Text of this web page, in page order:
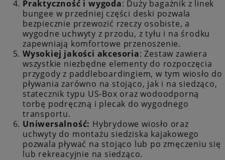
Praktyczność i wygoda: Duży bagażnik z linek
bungee w przedniej części deski pozwala
bezpiecznie przewozić rzeczy osobiste, a
wygodne uchwyty z przodu, z tyłu i na środku
zapewniają komfortowe przenoszenie.
Wysokiej jakości akcesoria: Zestaw zawiera
wszystkie niezbędne elementy do rozpoczęcia
przygody z paddleboardingiem, w tym wiosło do
pływania zarówno na stojąco, jak i na siedząco,
statecznik typu US-Box oraz wodoodporną
torbę podręczną i plecak do wygodnego
transportu.
Uniwersalność: Hybrydowe wiosło oraz
uchwyty do montażu siedziska kajakowego
pozwala pływać na stojąco lub po zmęczeniu się
lub rekreacyjnie na siedząco.